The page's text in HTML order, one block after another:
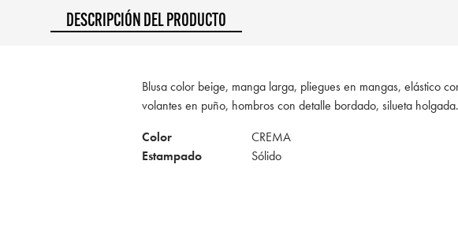
DESCRIPCIÓN DEL PRODUCTO
Blusa color beige, manga larga, pliegues en mangas, elástico
volantes en puño, hombros con detalle bordado, silueta holgada.
Color
CREMA
Estampado
Sólido